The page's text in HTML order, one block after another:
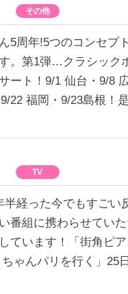
その他
5周年!5つのコンセプ
。第1弾…クラシック
ート！9/1 仙台・9/8
22 福岡・9/23島根！
TV
半経った今でもすごい
番組に携わらせてい
ています！「街角ピ
ゃんパリを行く」25